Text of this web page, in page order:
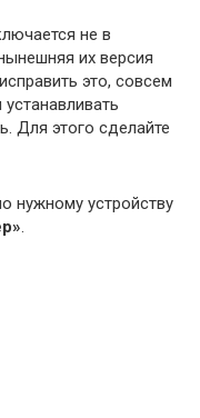
не в
их версия
это, совсем
Для этого сделайте
нужному устройству